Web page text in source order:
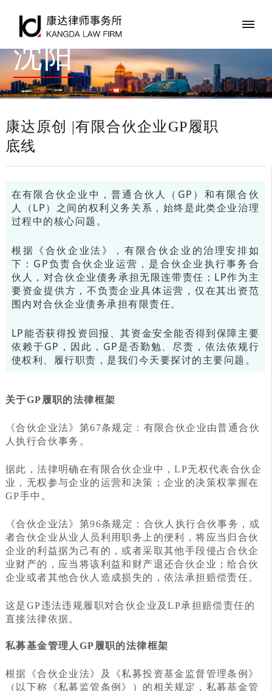
沈阳
康达原创 |有限合伙企业GP履职
底线
在有限合伙企业中，普通合伙人（GP）和有限合伙
人（LP）之间的权利义务关系，始终是此类企业治理
过程中的核心问题。
根据《合伙企业法》，有限合伙企业的治理安排如
下：GP负责合伙企业运营，是合伙企业执行事务合
伙人，对合伙企业债务承担无限连带责任；LP作为主
要资金提供方，不负责企业具体运营，仅在其出资范
围内对合伙企业债务承担有限责任。
LP能否获得投资回报、其资金安全能否得到保障主要
依赖于GP，因此，GP是否勤勉、尽责，依法依规行
使权利、履行职责，是我们今天要探讨的主要问题。
关于GP履职的法律框架
《合伙企业法》第67条规定：有限合伙企业由普通合伙
人执行合伙事务。
据此，法律明确在有限合伙企业中，LP无权代表合伙企
业，无权参与企业的运营和决策；企业的决策权掌握在
GP手中。
《合伙企业法》第96条规定：合伙人执行合伙事务，或
者合伙企业从业人员利用职务上的便利，将应当归合伙
企业的利益据为己有的，或者采取其他手段侵占合伙企
业财产的，应当将该利益和财产退还合伙企业；给合伙
企业或者其他合伙人造成损失的，依法承担赔偿责任。
这是GP违法违规履职对合伙企业及LP承担赔偿责任的
直接法律依据。
私募基金管理人GP履职的法律框架
根据《合伙企业法》及《私募投资基金监督管理条例》
（以下称《私募监管条例》）的相关规定，私募基金管